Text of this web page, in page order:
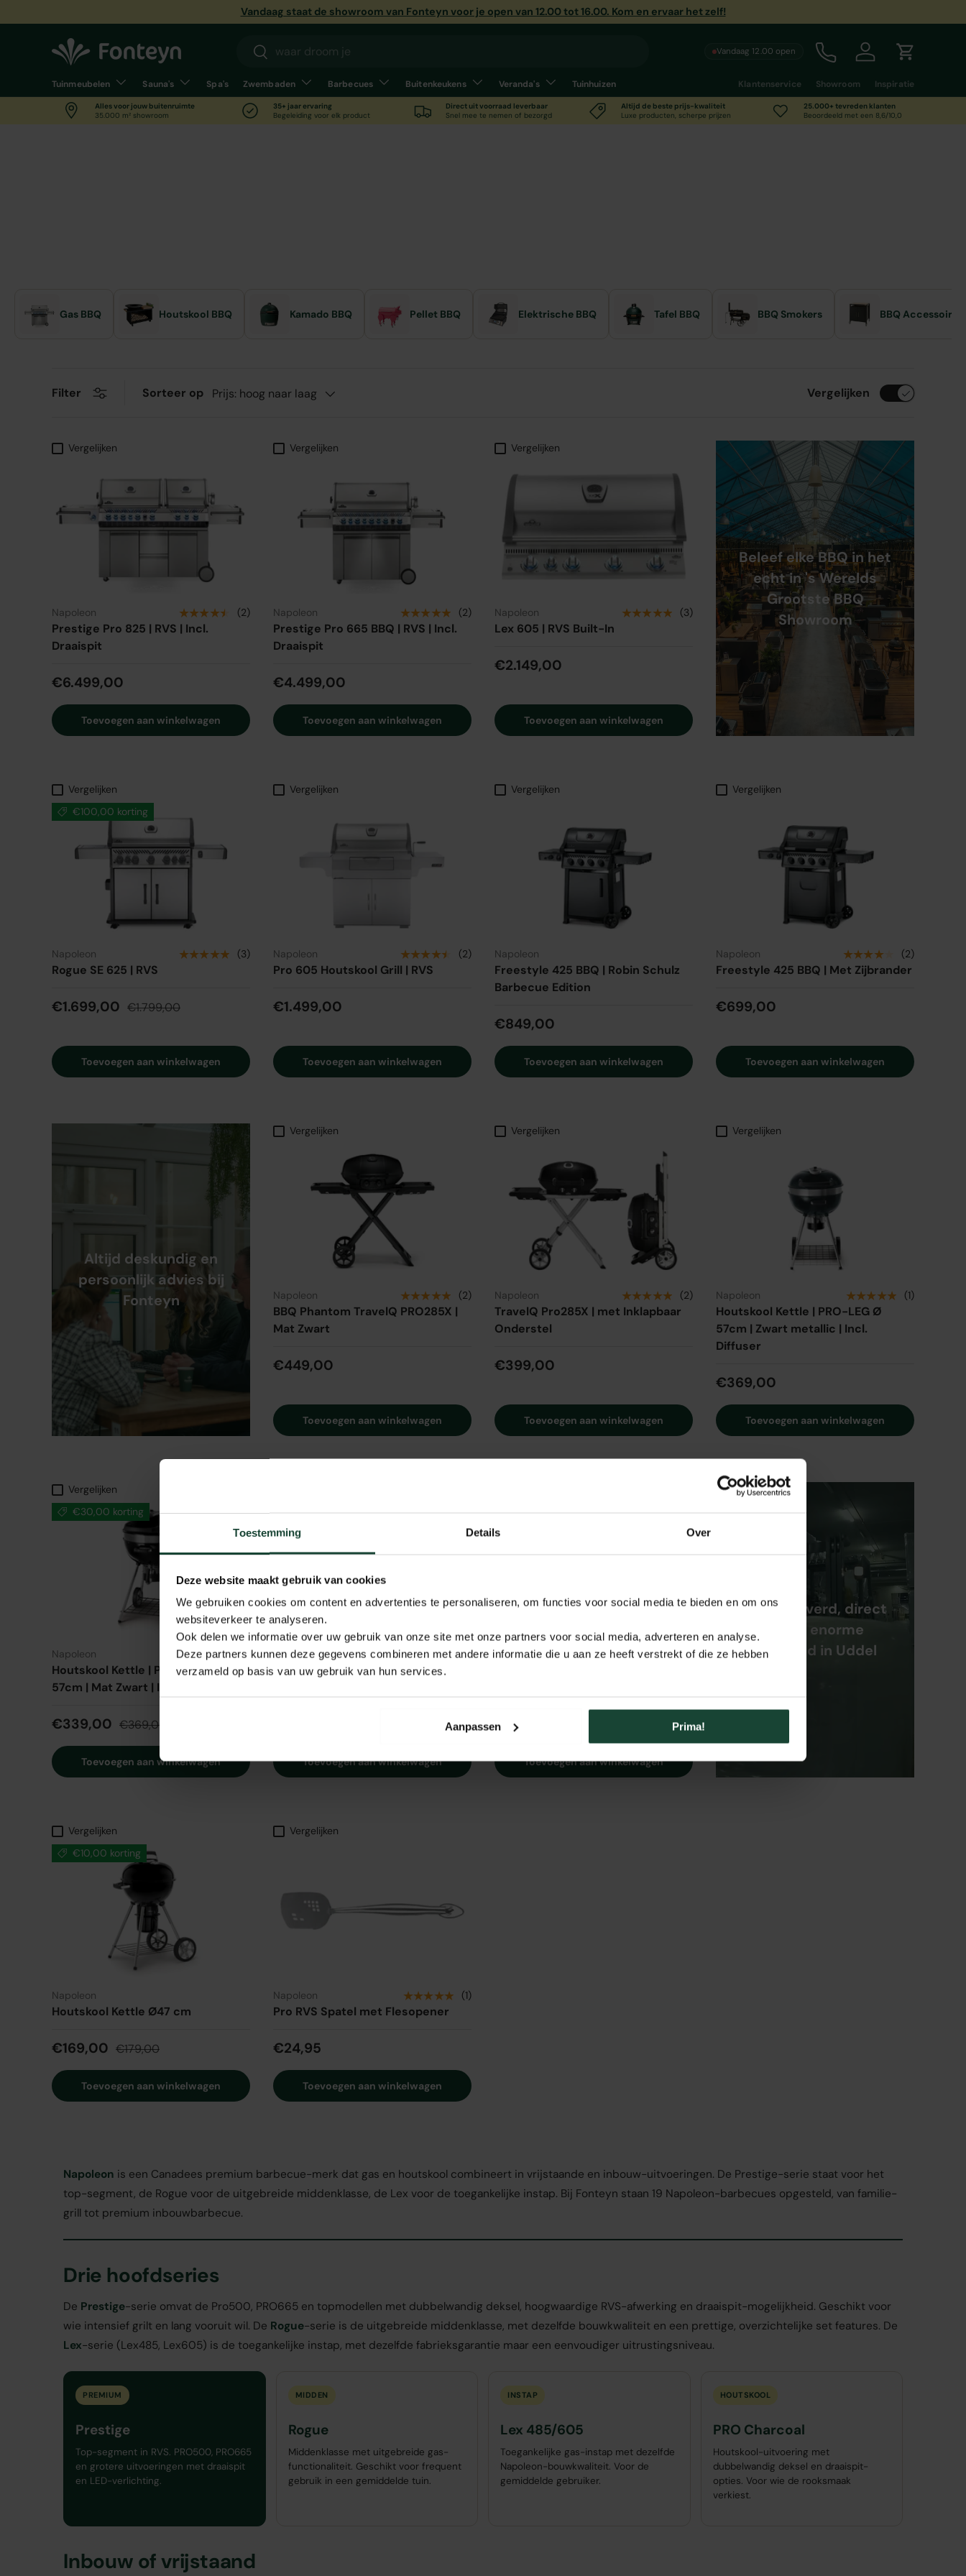
Toestemming Details Over
Deze website maakt gebruik van cookies
We gebruiken cookies om content en advertenties te personaliseren, om functies voor social media te bieden en om ons
websiteverkeer te analyseren.
Ook delen we informatie over uw gebruik van onze site met onze partners voor social media, adverteren en analyse.
Deze partners kunnen deze gegevens combineren met andere informatie die u aan ze heeft verstrekt of die ze hebben
verzameld op basis van uw gebruik van hun services.
Aanpassen Prima!
Ga naar inhoud
Vandaag staat de showroom van Fonteyn voor je open van 12.00 tot 16.00. Kom en ervaar het zelf!
Zoeken
Zoeken Vandaag 12.00 open Call us Inloggen
Tuinmeubelen Sauna's Spa's Zwembaden Barbecues Buitenkeukens Veranda's Tuinhuizen Klantenservice Showroom Inspiratie
Alles voor jouw buitenruimte
35.000 m² showroom
35+ jaar ervaring
Begeleiding voor elk product
Direct uit voorraad leverbaar
Snel mee te nemen of bezorgd
Altijd de beste prijs-kwaliteit
Luxe producten, scherpe prijzen
25.000+ tevreden klanten
Beoordeeld met een 8,6/10,0
Gas BBQ Houtskool BBQ Kamado BBQ Pellet BBQ Elektrische BBQ Tafel BBQ BBQ Smokers BBQ Accessoires
Filter Sorteer op Prijs: hoog naar laag Vergelijken
Vergelijken
Napoleon ★★★★★ (2)
Prestige Pro 825 | RVS | Incl.
Draaispit
€6.499,00
Toevoegen aan winkelwagen
Vergelijken
Napoleon ★★★★★ (2)
Prestige Pro 665 BBQ | RVS | Incl.
Draaispit
€4.499,00
Toevoegen aan winkelwagen
Vergelijken
Napoleon ★★★★★ (3)
Lex 605 | RVS Built-In
€2.149,00
Toevoegen aan winkelwagen
Beleef elke BBQ in het
echt in 's Werelds
Grootste BBQ
Showroom
Vergelijken
€100,00 korting
Napoleon ★★★★★ (3)
Rogue SE 625 | RVS
€1.699,00 €1.799,00
Toevoegen aan winkelwagen
Vergelijken
Napoleon ★★★★★ (2)
Pro 605 Houtskool Grill | RVS
€1.499,00
Toevoegen aan winkelwagen
Vergelijken
Napoleon
Freestyle 425 BBQ | Robin Schulz
Barbecue Edition
€849,00
Toevoegen aan winkelwagen
Vergelijken
Napoleon ★★★★★ (2)
Freestyle 425 BBQ | Met Zijbrander
€699,00
Toevoegen aan winkelwagen
Altijd deskundig en
persoonlijk advies bij
Fonteyn
Vergelijken
Napoleon ★★★★★ (2)
BBQ Phantom TravelQ PRO285X |
Mat Zwart
€449,00
Toevoegen aan winkelwagen
Vergelijken
Napoleon ★★★★★ (2)
TravelQ Pro285X | met Inklapbaar
Onderstel
€399,00
Toevoegen aan winkelwagen
Vergelijken
Napoleon ★★★★★ (1)
Houtskool Kettle | PRO-LEG Ø
57cm | Zwart metallic | Incl.
Diffuser
€369,00
Toevoegen aan winkelwagen
Vergelijken
€30,00 korting
Napoleon ★★★★★ (3)
Houtskool Kettle | PRO-LEG Ø
57cm | Mat Zwart | Incl. Diffuser
€339,00 €369,00
Toevoegen aan winkelwagen
Napoleon ★★★★★ (1)
TravelQ Pro285 | Electric
Toevoegen aan winkelwagen
Napoleon ★★★★★ (1)
Toevoegen aan winkelwagen
Snel geleverd, direct
uit de enorme
voorraad in Uddel
Vergelijken
€10,00 korting
Napoleon
Houtskool Kettle Ø47 cm
€169,00 €179,00
Toevoegen aan winkelwagen
Vergelijken
Napoleon ★★★★★ (1)
Pro RVS Spatel met Flesopener
€24,95
Toevoegen aan winkelwagen
Napoleon is een Canadees premium barbecue-merk dat gas en houtskool combineert in vrijstaande en inbouw-uitvoeringen. De Prestige-serie staat voor het
top-segment, de Rogue voor de uitgebreide middenklasse, de Lex voor de toegankelijke instap. Bij Fonteyn staan 19 Napoleon-barbecues opgesteld, van familie-
grill tot premium inbouwbarbecue.
Drie hoofdseries
De Prestige-serie omvat de Pro500, PRO665 en topmodellen met dubbelwandig deksel, hoogwaardige RVS-afwerking en draaispit-mogelijkheid. Geschikt voor
wie intensief grilt en lang vooruit wil. De Rogue-serie is de uitgebreide middenklasse, met dezelfde bouwkwaliteit en een prettige, overzichtelijke set features. De
Lex-serie (Lex485, Lex605) is de toegankelijke instap, met dezelfde fabrieksgarantie maar een eenvoudiger uitrustingsniveau.
PREMIUM
Prestige
Top-segment in RVS. PRO500, PRO665
en grotere uitvoeringen met draaispit
en LED-verlichting.
MIDDEN
Rogue
Middenklasse met uitgebreide gas-
functionaliteit. Geschikt voor frequent
gebruik in een gemiddelde tuin.
INSTAP
Lex 485/605
Toegankelijke gas-instap met dezelfde
Napoleon-bouwkwaliteit. Voor de
gemiddelde gebruiker.
HOUTSKOOL
PRO Charcoal
Houtskool-uitvoering met
dubbelwandig deksel en draaispit-
opties. Voor wie de rooksmaak
verkiest.
Inbouw of vrijstaand